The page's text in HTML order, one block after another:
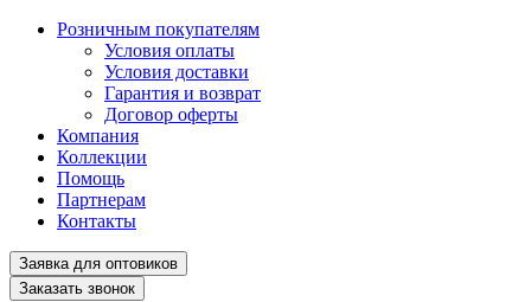
Розничным покупателям
Условия оплаты
Условия доставки
Гарантия и возврат
Договор оферты
Компания
Коллекции
Помощь
Партнерам
Контакты
Заявка для оптовиков
Заказать звонок